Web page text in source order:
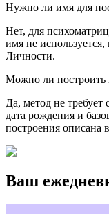
Нужно ли имя для
Нет, для
имя не
Личности.
Можно ли построить
Да, метод не
дата рождения и
построения описана
Ваш